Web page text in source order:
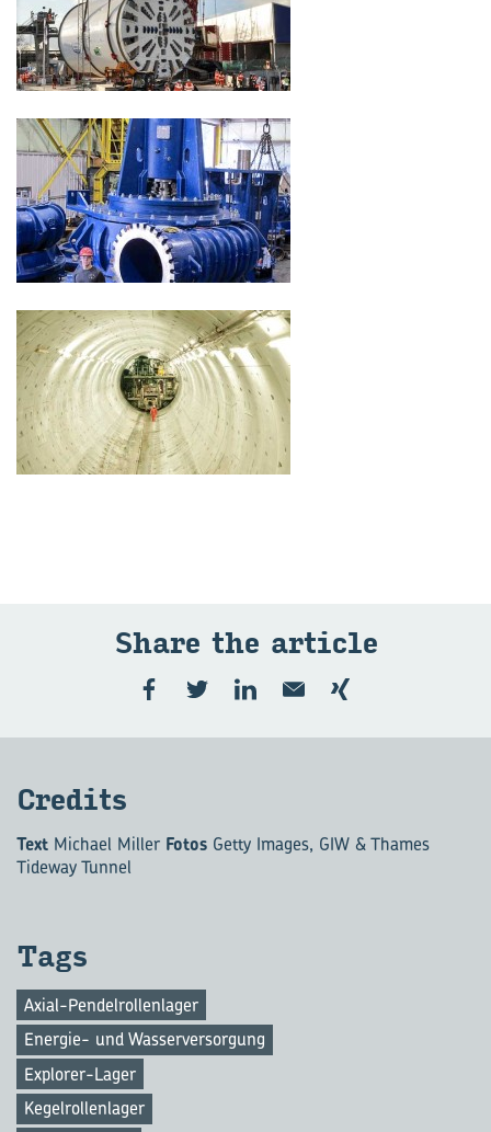
Share the ar­ticle
Cre­dits
Text Michael Miller Fotos Getty Images, GIW & Thames
Tideway Tunnel
Tags
Axial-Pendelrollenlager
Energie- und Wasserversorgung
Explorer-Lager
Kegelrollenlager